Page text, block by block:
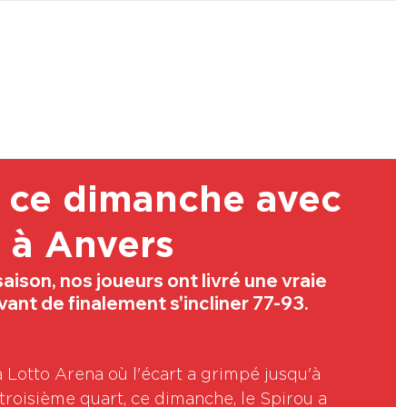
dimanche avec
à Anvers
nos joueurs ont livré une vraie
de finalement s'incliner 77-93.
Arena où l'écart a grimpé jusqu'à
quart, ce dimanche, le Spirou a